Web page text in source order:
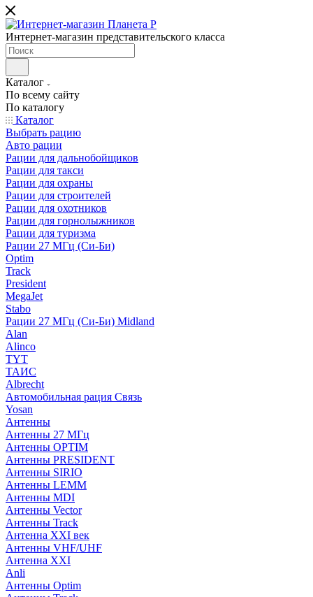
Интернет-магазин представительского класса
Каталог
По всему сайту
По каталогу
Каталог
Выбрать рацию
Авто рации
Рации для дальнобойщиков
Рации для такси
Рации для охраны
Рации для строителей
Рации для охотников
Рации для горнолыжников
Рации для туризма
Рации 27 МГц (Си-Би)
Optim
Track
President
MegaJet
Stabo
Рации 27 МГц (Си-Би) Midland
Alan
Alinco
TYT
ТАИС
Albrecht
Автомобильная рация Связь
Yosan
Антенны
Антенны 27 МГц
Антенны OPTIM
Антенны PRESIDENT
Антенны SIRIO
Антенны LEMM
Антенны MDI
Антенны Vector
Антенны Track
Антенна XXI век
Антенны VHF/UHF
Антенна XXI
Anli
Антенны Optim